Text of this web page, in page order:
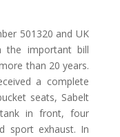
501320 and UK
the important bill
than 20 years.
a complete
seats, Sabelt
in front, four
sport exhaust. In